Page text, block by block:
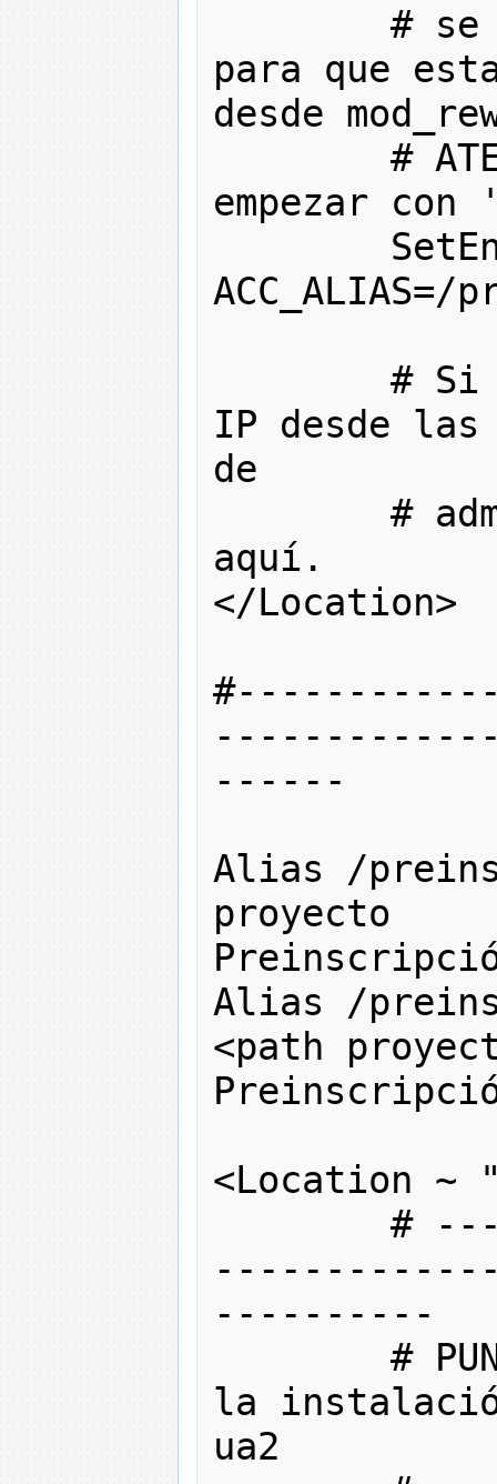
# se
para que
desde
#
empezar
SetEnvIf
ACC_ALIAS=/
# Si
IP desde
de
#
aquí.
</Location>
------
Alias /
proyecto
Alias /
<path
<Location ~
#
----------
#
la
ua2